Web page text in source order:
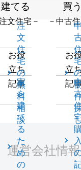
建てる
文住宅－
注
文
住
宅
の
無
料
相
談
お役
立ち
記事
家
を
建
て
る
た
め
の
買う
－中古
お
立
記
入
運営会社情報